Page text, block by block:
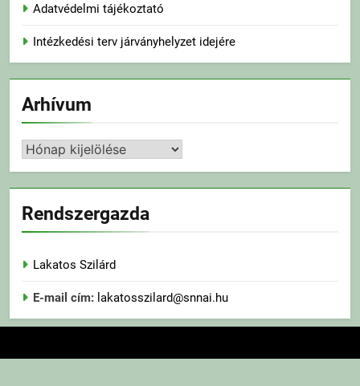
Adatvédelmi tájékoztató
Intézkedési terv járványhelyzet idejére
Arhívum
Arhívum
Rendszergazda
Lakatos Szilárd
E-mail cím: lakatosszilard@snnai.hu